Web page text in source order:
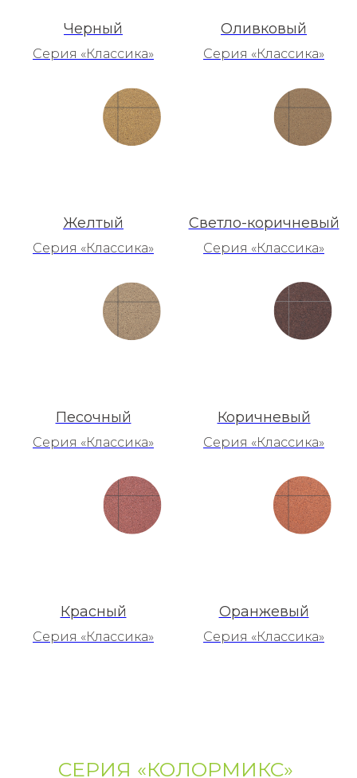
Черный
Серия «Классика»
Оливковый
Серия «Классика»
Желтый
Серия «Классика»
Светло-коричневый
Серия «Классика»
Песочный
Серия «Классика»
Коричневый
Серия «Классика»
Красный
Серия «Классика»
Оранжевый
Серия «Классика»
СЕРИЯ «КОЛОРМИКС»